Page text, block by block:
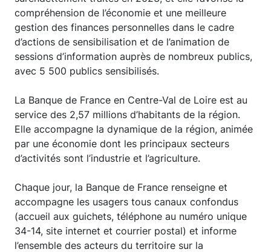
compréhension de l’économie et une meilleure
gestion des finances personnelles dans le cadre
d’actions de sensibilisation et de l’animation de
sessions d’information auprès de nombreux publics,
avec 5 500 publics sensibilisés.
La Banque de France en Centre-Val de Loire est au
service des 2,57 millions d’habitants de la région.
Elle accompagne la dynamique de la région, animée
par une économie dont les principaux secteurs
d’activités sont l’industrie et l’agriculture.
Chaque jour, la Banque de France renseigne et
accompagne les usagers tous canaux confondus
(accueil aux guichets, téléphone au numéro unique
34-14, site internet et courrier postal) et informe
l’ensemble des acteurs du territoire sur la